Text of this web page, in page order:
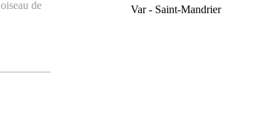
oiseau de
Var - Saint-Mandrier